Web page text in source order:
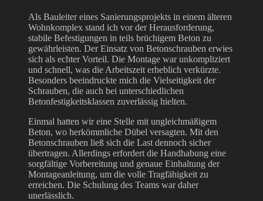
Als Bauleiter eines Sanierungsprojekts in einem älteren
Wohnkomplex stand ich vor der Herausforderung,
stabile Befestigungen in teils brüchigem Beton zu
gewährleisten. Der Einsatz von Betonschrauben erwies
sich als echter Vorteil. Die Montage war unkompliziert
und schnell, was die Arbeitszeit erheblich verkürzte.
Besonders beeindruckte mich die Vielseitigkeit der
Schrauben, die auch bei unterschiedlichen
Betonfestigkeitsklassen zuverlässig hielten.
Einmal hatten wir eine Stelle mit ungleichmäßigem
Beton, wo herkömmliche Dübel versagten. Mit den
Betonschrauben ließ sich die Last dennoch sicher
übertragen. Allerdings erfordert die Handhabung eine
sorgfältige Vorbereitung und genaue Einhaltung der
Montageanleitung, um die volle Tragfähigkeit zu
erreichen. Die Schulung des Teams war daher
unerlässlich.